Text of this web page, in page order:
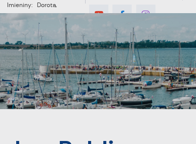
Imieniny: Dorota,
Konrad, Kajetan
MIESZKANIEC TURYSTYKA